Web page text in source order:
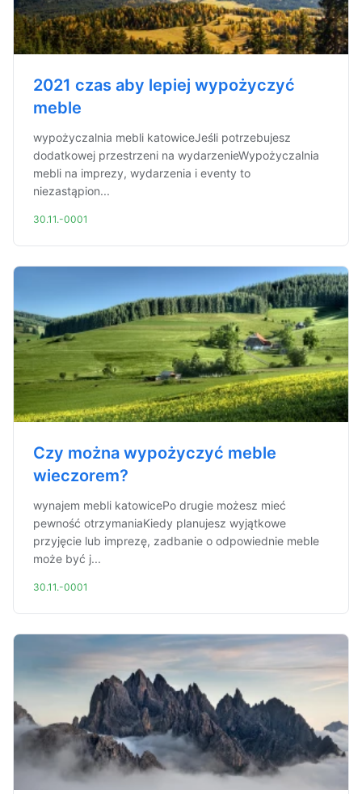
2021 czas aby lepiej wypożyczyć
meble
wypożyczalnia mebli katowiceJeśli potrzebujesz
dodatkowej przestrzeni na wydarzenieWypożyczalnia
mebli na imprezy, wydarzenia i eventy to
niezastąpion...
30.11.-0001
Czy można wypożyczyć meble
wieczorem?
wynajem mebli katowicePo drugie możesz mieć
pewność otrzymaniaKiedy planujesz wyjątkowe
przyjęcie lub imprezę, zadbanie o odpowiednie meble
może być j...
30.11.-0001